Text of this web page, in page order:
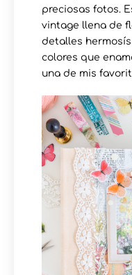
preciosas fotos.
vintage llena de
detalles
colores que
una de mis